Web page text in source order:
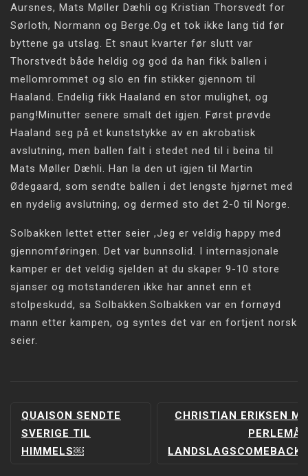
Aursnes, Mats Møller Dæhli og Kristian Thorsvedt for
Sørloth, Normann og Berge.Og et tok ikke lang tid før
byttene ga utslag. Et snaut kvarter før slutt var
Thorstvedt både heldig og god da han fikk ballen i
mellomrommet og slo en fin stikker gjennom til
Haaland. Endelig fikk Haaland en stor mulighet, og
pang!Minutter senere smalt det igjen. Først prøvde
Haaland seg på et kunststykke av en akrobatisk
avslutning, men ballen falt i stedet ned til i beina til
Mats Møller Dæhli. Han la den ut igjen til Martin
Ødegaard, som sendte ballen i det lengste hjørnet med
en nydelig avslutning, og dermed sto det 2-0 til Norge.
Solbakken lettet etter seier ,Jeg er veldig happy med
gjennomføringen. Det var bunnsolid. I internasjonale
kamper er det veldig sjelden at du skaper 9-10 store
sjanser og motstanderen ikke har annet enn et
stolpeskudd, sa Solbakken.Solbakken var en fornøyd
mann etter kampen, og syntes det var en fortjent norsk
seier.
INNLEGGSNAVIGERING
QUAISON SENDTE
SVERIGE TIL
HIMMELS￼
CHRISTIAN ERIKSEN